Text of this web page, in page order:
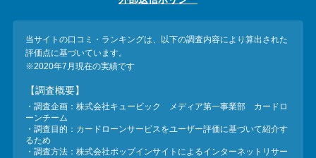
当サイトの口コミ・ランキングは、以下の調査内容により算出された
評価点に基づいています。
※2020年7月現在の実績です
【調査概要】
・調査企画：株式会社キュービック メディア第一事業部 カードロ
ーンチーム
・調査目的：カードローンサービスをユーザー評価に基づいて紹介す
るため
・調査方法：株式会社ポップインサイトによるインターネットリサー